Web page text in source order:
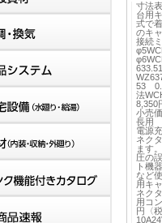
寸法
台用
式で
のキ
接続
53
法
8,350
小売
長用
電源
ネク
ます
圧の
ト機
など
用キ
ネク
用コ
円〈